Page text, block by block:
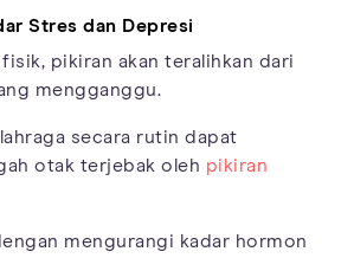
Stres dan Depresi
pikiran akan teralihkan dari
mengganggu.
secara rutin dapat
otak terjebak oleh pikiran
mengurangi kadar hormon